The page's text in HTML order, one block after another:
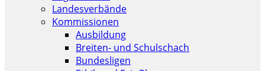
Landesverbände
Kommissionen
Ausbildung
Breiten- und Schulschach
Bundesligen